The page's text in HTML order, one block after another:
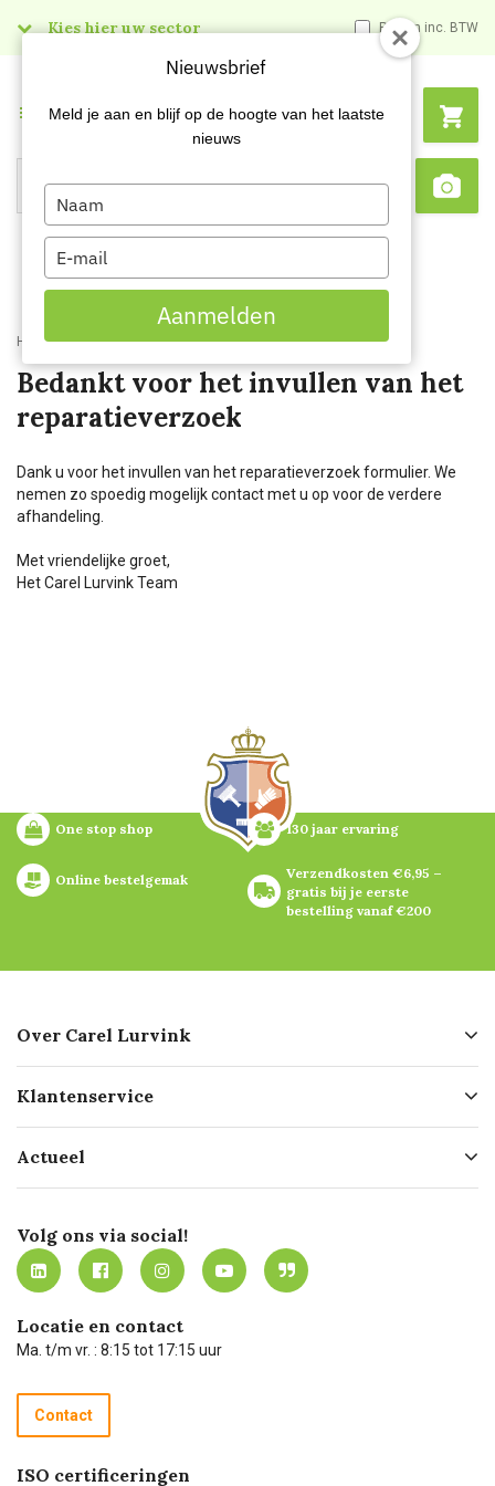
Kies hier uw sector Prijzen inc. BTW
Search
Menu
Home Content Reparatieverzoek RSO
Bedankt voor het invullen van het
reparatieverzoek
Dank u voor het invullen van het reparatieverzoek formulier. We
nemen zo spoedig mogelijk contact met u op voor de verdere
afhandeling.
Met vriendelijke groet,
Het Carel Lurvink Team
One stop shop 130 jaar ervaring
Online bestelgemak
Verzendkosten €6,95 –
gratis bij je eerste
bestelling vanaf €200
Over Carel Lurvink
Geschiedenis
Missie
Certificering
Werken bij Carel Lurvink
MVO
Klantenservice
Bezorgen
Mijn Carel Lurvink
Mijn Carel Lurvink instructievideo's
Carel Lurvink App
Hulp op afstand
Technische dienst
Recycle programma
Betalen
Actueel
Innovation LAB
Tevreden klanten
Carel Lurvink Blog
Carel de podcast
Volg ons via social!
Locatie en contact
Ma. t/m vr. : 8:15 tot 17:15 uur
Contact
ISO certificeringen
Nieuwsbrief
Meld je aan en blijf op de hoogte van het laatste
nieuws
Type
your
name
Type
your
email
Aanmelden